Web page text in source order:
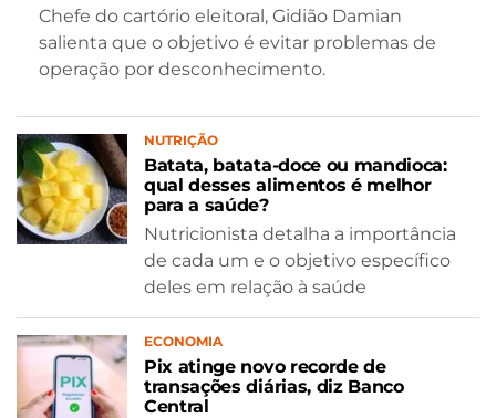
Chefe do cartório eleitoral, Gidião Damian
salienta que o objetivo é evitar problemas de
operação por desconhecimento.
NUTRIÇÃO
Batata, batata-doce ou mandioca:
qual desses alimentos é melhor
para a saúde?
Nutricionista detalha a importância
de cada um e o objetivo específico
deles em relação à saúde
ECONOMIA
Pix atinge novo recorde de
transações diárias, diz Banco
Central